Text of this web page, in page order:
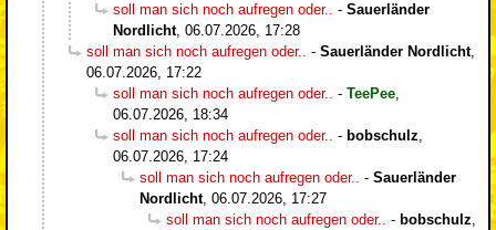
soll man sich noch aufregen oder..
- Sauerländer
Nordlicht, 06.07.2026, 17:28
soll man sich noch aufregen oder..
- Sauerländer Nordlicht,
06.07.2026, 17:22
soll man sich noch aufregen oder..
- TeePee
06.07.2026, 18:34
soll man sich noch aufregen oder..
- bobschulz
06.07.2026, 17:24
soll man sich noch aufregen oder..
- Sauerländer
Nordlicht, 06.07.2026, 17:27
soll man sich noch aufregen oder..
- bobschulz